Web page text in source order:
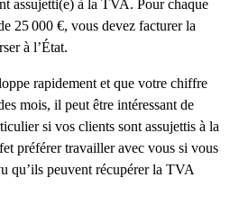
assujetti(e) à la TVA. Pour chaque
25000 €, vous devez facturer la
à l’État.
rapidement et que votre chiffre
mois, il peut être intéressant de
si vos clients sont assujettis à la
préférer travailler avec vous si vous
qu’ils peuvent récupérer la TVA